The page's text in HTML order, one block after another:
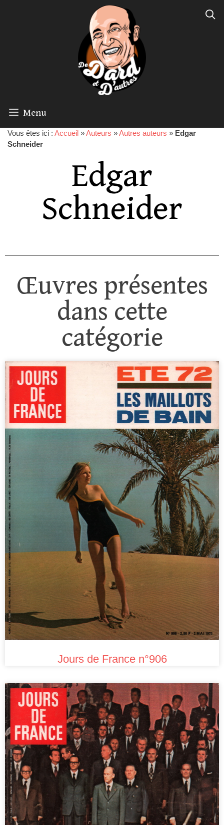
Menu
Vous êtes ici : Accueil »Auteurs »Autres auteurs » Edgar
Schneider
Edgar
Schneider
Œuvres présentes
dans cette
catégorie
Jours de France n°906